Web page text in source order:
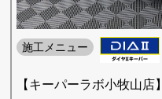
施工メニュー
【キーパーラボ小牧山店】